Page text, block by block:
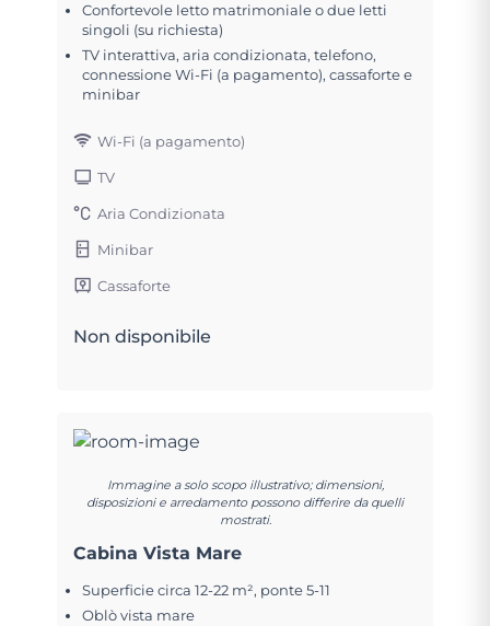
Confortevole letto matrimoniale o due letti
singoli (su richiesta)
TV interattiva, aria condizionata, telefono,
connessione Wi-Fi (a pagamento), cassaforte e
minibar
Wi-Fi (a pagamento)
TV
Aria Condizionata
Minibar
Cassaforte
Non disponibile
Immagine a solo scopo illustrativo; dimensioni,
disposizioni e arredamento possono differire da quelli
mostrati.
Cabina Vista Mare
Superficie circa 12-22 m², ponte 5-11
Oblò vista mare